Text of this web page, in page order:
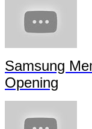
Samsung
Opening